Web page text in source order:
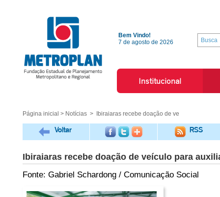
Bem Vindo!
7 de agosto de 2026
Institucional
Página inicial > Notícias > Ibiraiaras recebe doação de ve
Voltar RSS
Ibiraiaras recebe doação de veículo para
Fonte: Gabriel Schardong / Comunicação Social